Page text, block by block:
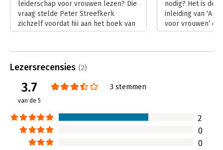
leiderschap voor vrouwen lezen? Die
vraag stelde Peter Streefkerk
zichzelf voordat hij aan het boek van
Jolanda Holwerda en Liesbeth Tettero
levert een scherpe recensie op over
leiderschap, organisatiecultuur en de
hardnekkige systemen die
ongelijkheid in stand houden.
Lees verder
nodig? Het is de
inleiding van
voor vrouwen’
op scherp.
verwachting lees
Lezersrecensies (2)
3.7
van de 5
3 stemmen
2
0
0